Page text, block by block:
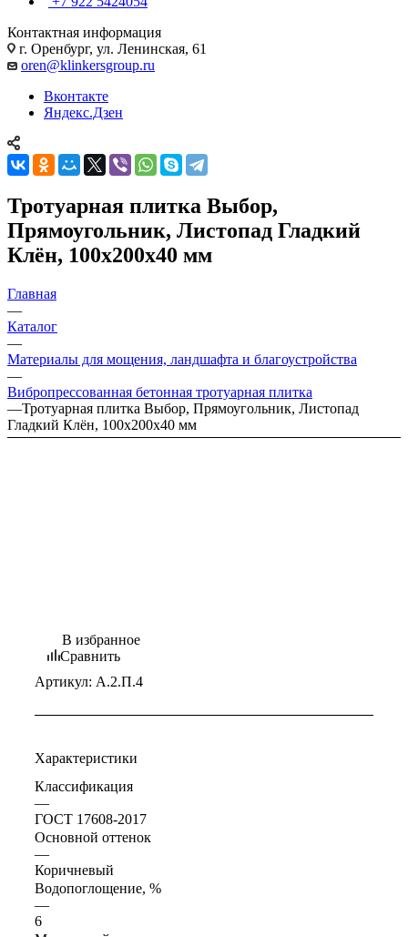
Контактная информация
г. Оренбург, ул. Ленинская, 61
oren@klinkersgroup.ru
Вконтакте
Яндекс.Дзен
Тротуарная плитка Выбор,
Прямоугольник, Листопад Гладкий
Клён, 100х200х40 мм
Главная
—
Каталог
—
Материалы для мощения, ландшафта и благоустройства
—
Вибропрессованная бетонная тротуарная плитка
—Тротуарная плитка Выбор, Прямоугольник, Листопад
Гладкий Клён, 100х200х40 мм
В избранное
Сравнить
Артикул: А.2.П.4
Характеристики
Классификация
—
ГОСТ 17608-2017
Основной оттенок
—
Коричневый
Водопоглощение, %
—
6